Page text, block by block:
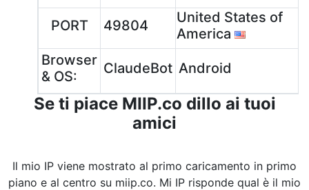
PORT 49804
United States of
America
Browser
& OS:
ClaudeBot Android
Se ti piace MIIP.co dillo ai tuoi
amici
Il mio IP viene mostrato al primo caricamento in primo
piano e al centro su miip.co. Mi IP risponde qual è il mio